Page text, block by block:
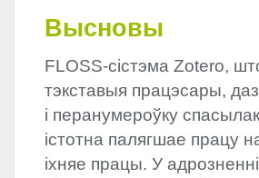
Высновы
FLOSS-сістэма Zotero,
тэкставыя працэсары,
і перанумероўку
істотна палягшае працу
іхняе працы. У